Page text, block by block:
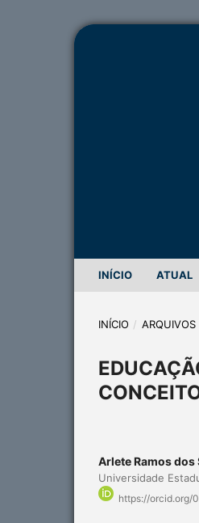
INÍCIO ATUAL
INÍCIO / ARQUIVOS
Arlete Ramos dos
Universidade
https://